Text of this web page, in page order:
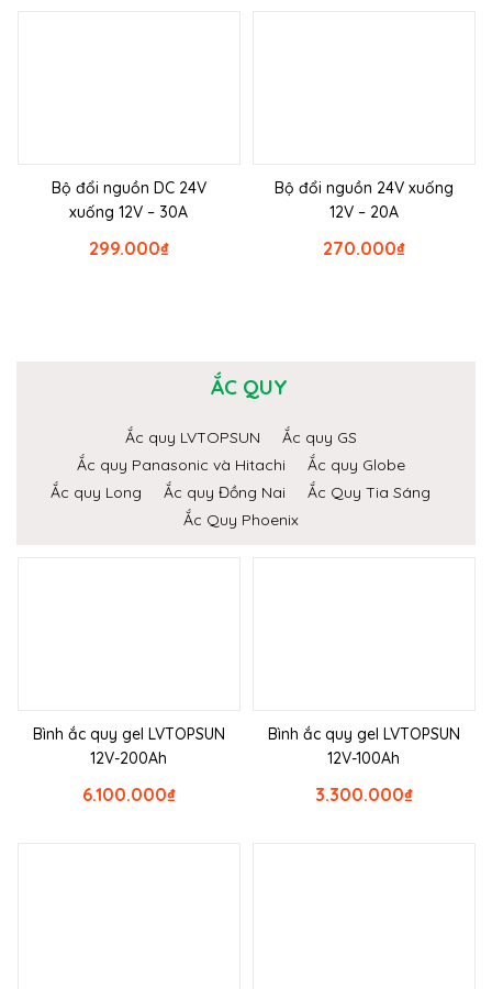
Bộ đổi nguồn DC 24V
xuống 12V – 30A
₫
299.000
Bộ đổi nguồn 24V xuống
12V – 20A
₫
270.000
ẮC QUY
Ắc quy LVTOPSUN
Ắc quy GS
Ắc quy Panasonic và Hitachi
Ắc quy Globe
Ắc quy Long
Ắc quy Đồng Nai
Ắc Quy Tia Sáng
Ắc Quy Phoenix
Bình ắc quy gel LVTOPSUN
12V-200Ah
₫
6.100.000
Bình ắc quy gel LVTOPSUN
12V-100Ah
₫
3.300.000